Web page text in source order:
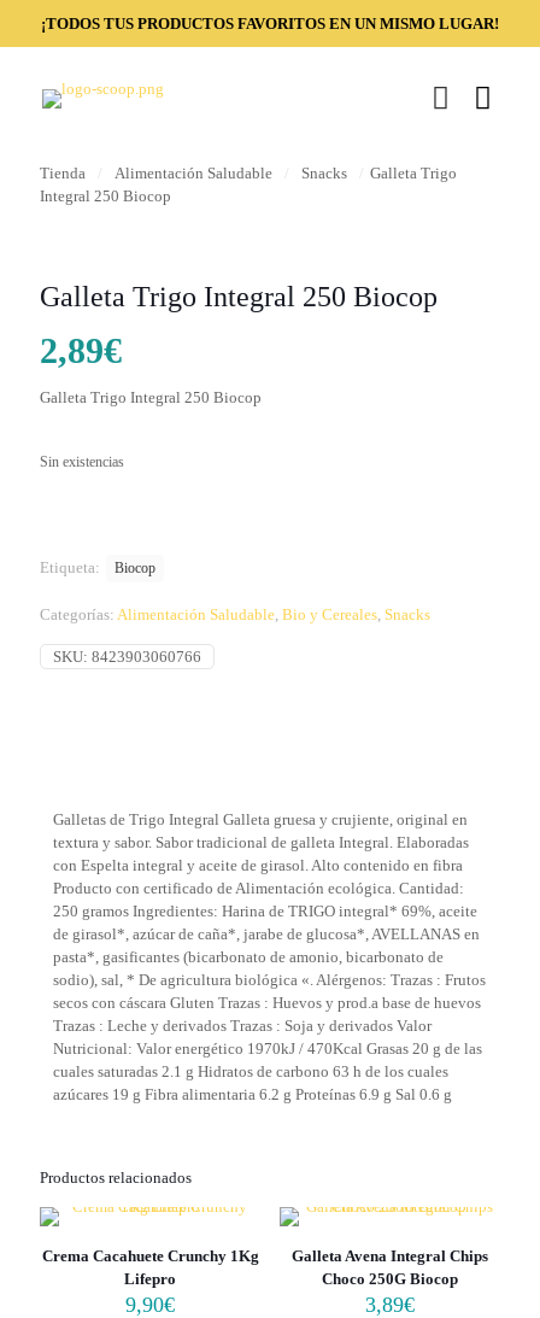
¡TODOS TUS PRODUCTOS FAVORITOS EN UN MISMO LUGAR!
Tienda Alimentación Saludable Snacks
Galleta Trigo
Integral 250 Biocop
Galleta Trigo Integral 250 Biocop
2,89€
Galleta Trigo Integral 250 Biocop
Sin existencias
Etiqueta: Biocop
Categorías: Alimentación Saludable, Bio y Cereales, Snacks
SKU: 8423903060766
Galletas de Trigo Integral Galleta gruesa y crujiente, original en
textura y sabor. Sabor tradicional de galleta Integral. Elaboradas
con Espelta integral y aceite de girasol. Alto contenido en fibra
Producto con certificado de Alimentación ecológica. Cantidad:
250 gramos Ingredientes: Harina de TRIGO integral* 69%, aceite
de girasol*, azúcar de caña*, jarabe de glucosa*, AVELLANAS en
pasta*, gasificantes (bicarbonato de amonio, bicarbonato de
sodio), sal, * De agricultura biológica «. Alérgenos: Trazas : Frutos
secos con cáscara Gluten Trazas : Huevos y prod.a base de huevos
Trazas : Leche y derivados Trazas : Soja y derivados Valor
Nutricional: Valor energético 1970kJ / 470Kcal Grasas 20 g de las
cuales saturadas 2.1 g Hidratos de carbono 63 h de los cuales
azúcares 19 g Fibra alimentaria 6.2 g Proteínas 6.9 g Sal 0.6 g
Productos relacionados
Crema Cacahuete Crunchy 1Kg
Lifepro
9,90€
Galleta Avena Integral Chips
Choco 250G Biocop
3,89€